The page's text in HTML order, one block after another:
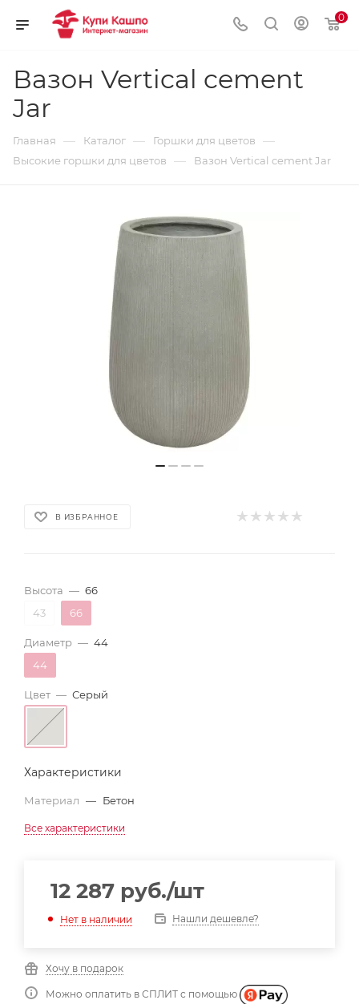
0
Вазон Vertical cement
Jar
Главная — Каталог — Горшки для цветов —
Высокие горшки для цветов — Вазон Vertical cement Jar
В ИЗБРАННОЕ
Высота — 66
43
66
Диаметр — 44
44
Цвет — Серый
Характеристики
Материал — Бетон
Все характеристики
12 287 руб./шт
Нет в наличии Нашли дешевле?
Хочу в подарок
Можно оплатить в СПЛИТ с помощью